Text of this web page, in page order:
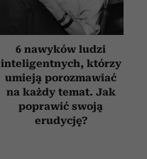
6 nawyków ludzi
inteligentnych, którzy
umieją porozmawiać
na każdy temat. Jak
poprawić swoją
erudycję?